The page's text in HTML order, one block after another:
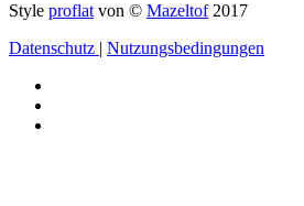
Style proflat von © Mazeltof2017
Datenschutz | Nutzungsbedingungen